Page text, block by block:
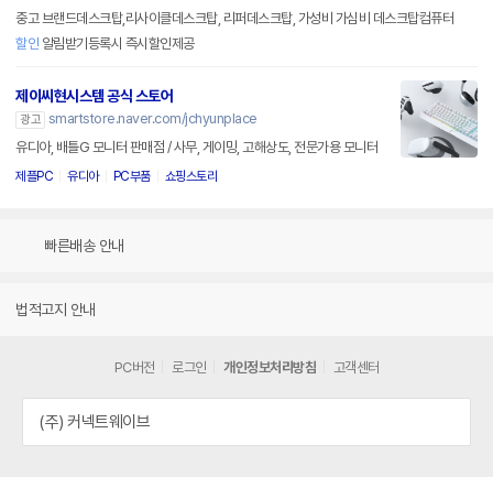
중고 브랜드데스크탑,리사이클데스크탑, 리퍼데스크탑, 가성비 가심비 데스크탑컴퓨터
할인 알림받기등록시 즉시할인제공
제이씨현시스템 공식 스토어
광고 smartstore.naver.com/jchyunplace
유디아, 배틀G 모니터 판매점 / 사무, 게이밍, 고해상도, 전문가용 모니터
제플PC 유디아 PC부품 쇼핑스토리
빠른배송 안내
법적고지 안내
PC버전 로그인 개인정보처리방침 고객센터
(주) 커넥트웨이브